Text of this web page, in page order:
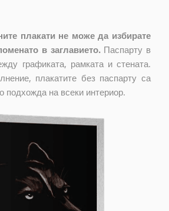
плакати не може да избирате
в заглавието. Паспарту в
графиката, рамката и стената.
плакатите без паспарту са
подхожда на всеки интериор.